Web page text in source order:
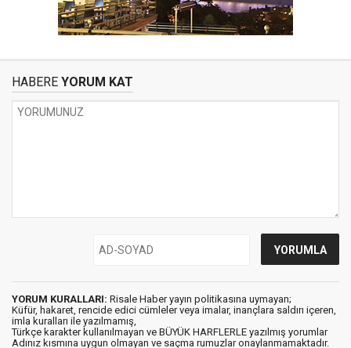
HABERE YORUM KAT
YORUM KURALLARI: Risale Haber yayın politikasına uymayan;
Küfür, hakaret, rencide edici cümleler veya imalar, inançlara saldırı içeren,
imla kuralları ile yazılmamış,
Türkçe karakter kullanılmayan ve BÜYÜK HARFLERLE yazılmış yorumlar
Adınız kısmına uygun olmayan ve saçma rumuzlar onaylanmamaktadır.